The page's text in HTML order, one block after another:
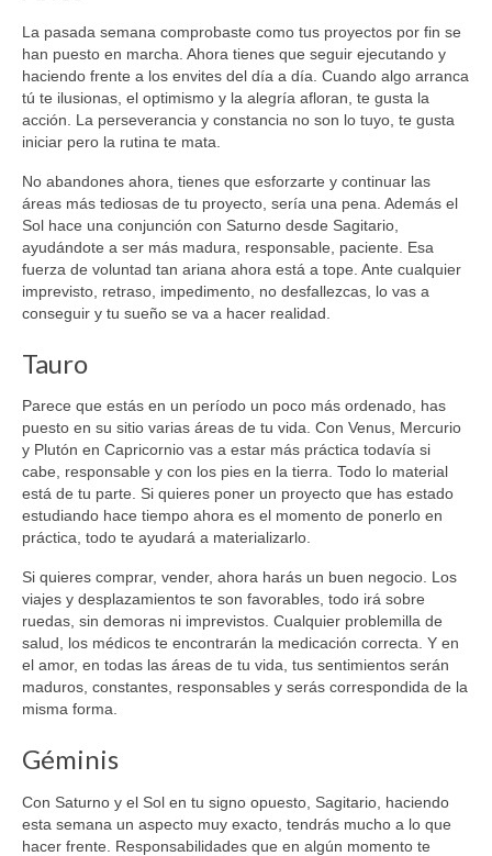
La pasada semana comprobaste como tus proyectos por fin se
han puesto en marcha. Ahora tienes que seguir ejecutando y
haciendo frente a los envites del día a día. Cuando algo arranca
tú te ilusionas, el optimismo y la alegría afloran, te gusta la
acción. La perseverancia y constancia no son lo tuyo, te gusta
iniciar pero la rutina te mata.
No abandones ahora, tienes que esforzarte y continuar las
áreas más tediosas de tu proyecto, sería una pena. Además el
Sol hace una conjunción con Saturno desde Sagitario,
ayudándote a ser más madura, responsable, paciente. Esa
fuerza de voluntad tan ariana ahora está a tope. Ante cualquier
imprevisto, retraso, impedimento, no desfallezcas, lo vas a
conseguir y tu sueño se va a hacer realidad.
Tauro
Parece que estás en un período un poco más ordenado, has
puesto en su sitio varias áreas de tu vida. Con Venus, Mercurio
y Plutón en Capricornio vas a estar más práctica todavía si
cabe, responsable y con los pies en la tierra. Todo lo material
está de tu parte. Si quieres poner un proyecto que has estado
estudiando hace tiempo ahora es el momento de ponerlo en
práctica, todo te ayudará a materializarlo.
Si quieres comprar, vender, ahora harás un buen negocio. Los
viajes y desplazamientos te son favorables, todo irá sobre
ruedas, sin demoras ni imprevistos. Cualquier problemilla de
salud, los médicos te encontrarán la medicación correcta. Y en
el amor, en todas las áreas de tu vida, tus sentimientos serán
maduros, constantes, responsables y serás correspondida de la
misma forma.
Géminis
Con Saturno y el Sol en tu signo opuesto, Sagitario, haciendo
esta semana un aspecto muy exacto, tendrás mucho a lo que
hacer frente. Responsabilidades que en algún momento te